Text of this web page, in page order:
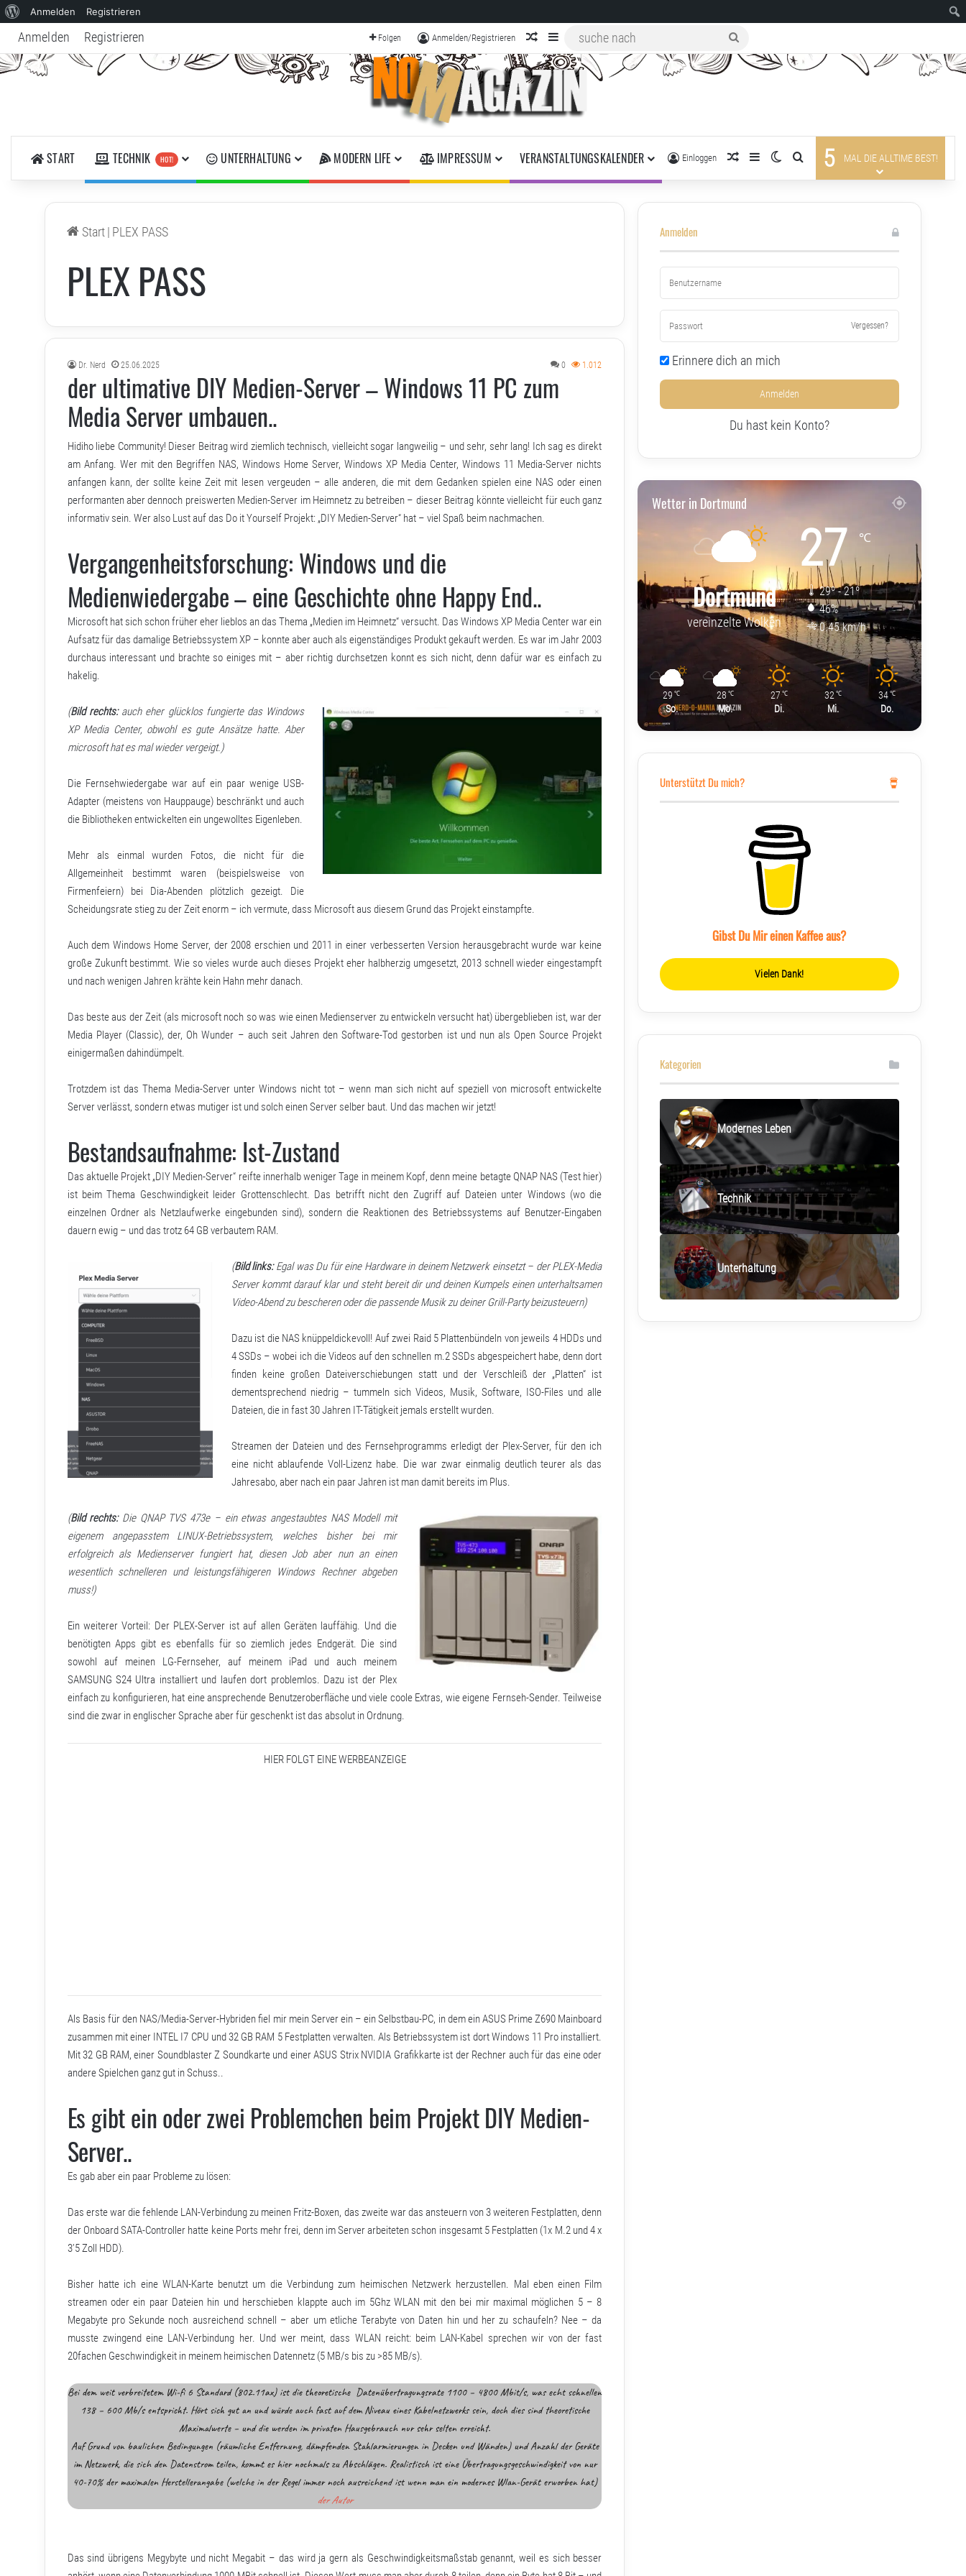
Über
WordPress
Anmelden Registrieren
Anmelden Registrieren Folgen Anmelden/Registrieren zufälliger Artikel
Sidebar
nach
START TECHNIK HOT! UNTERHALTUNG MODERN LIFE IMPRESSUM VERANSTALTUNGSKALENDER Einloggen zufälliger Artikel
SidebarSkin umschalten
suche nach
5 MAL DIE ALLTIME BEST!
Start| PLEX PASS
PLEX PASS
Dr. Nerd 25.06.2025 0 1.012
der ultimative DIY Medien-Server – Windows 11 PC zum
Media Server umbauen..
Hidiho liebe Community! Dieser Beitrag wird ziemlich technisch, vielleicht sogar langweilig – und sehr, sehr lang! Ich sag es direkt
am Anfang. Wer mit den Begriffen NAS, Windows Home Server,Windows XP Media Center, Windows 11 Media-Server nichts
anfangen kann, der sollte keine Zeit mit lesen vergeuden – alle anderen, die mit dem Gedanken spielen eine NAS oder einen
performanten aber dennoch preiswerten Medien-Server im Heimnetz zu betreiben – dieser Beitrag könnte vielleicht für euch ganz
informativ sein. Wer also Lust auf das Do it Yourself Projekt: „DIY Medien-Server“ hat – viel Spaß beim nachmachen.
Vergangenheitsforschung: Windows und die
Medienwiedergabe – eine Geschichte ohne Happy End..
Microsoft hat sich schon früher eher lieblos an das Thema „Medien im Heimnetz“ versucht. Das Windows XP Media Center war ein
Aufsatz für das damalige Betriebssystem XP – konnte aber auch als eigenständiges Produkt gekauft werden. Es war im Jahr 2003
durchaus interessant und brachte so einiges mit – aber richtig durchsetzen konnt es sich nicht, denn dafür war es einfach zu
hakelig.
(Bild rechts:auch eher glücklos fungierte das Windows
XP Media Center, obwohl es gute Ansätze hatte. Aber
microsoft hat es mal wieder vergeigt.)
Die Fernsehwiedergabe war auf ein paar wenige USB-
Adapter (meistens von Hauppauge) beschränkt und auch
die Bibliotheken entwickelten ein ungewolltes Eigenleben.
Mehr als einmal wurden Fotos, die nicht für die
Allgemeinheit bestimmt waren (beispielsweise von
Firmenfeiern) bei Dia-Abenden plötzlich gezeigt. Die
Scheidungsrate stieg zu der Zeit enorm – ich vermute, dass Microsoft aus diesem Grund das Projekt einstampfte.
Auch dem Windows Home Server, der 2008 erschien und 2011 in einer verbesserten Version herausgebracht wurde war keine
große Zukunft bestimmt. Wie so vieles wurde auch dieses Projekt eher halbherzig umgesetzt, 2013 schnell wieder eingestampft
und nach wenigen Jahren krähte kein Hahn mehr danach.
Das beste aus der Zeit (als microsoft noch so was wie einen Medienserver zu entwickeln versucht hat) übergeblieben ist, war der
Media Player (Classic), der, Oh Wunder – auch seit Jahren den Software-Tod gestorben ist und nun als Open Source Projekt
einigermaßen dahindümpelt.
Trotzdem ist das Thema Media-Server unter Windows nicht tot – wenn man sich nicht auf speziell von microsoft entwickelte
Server verlässt, sondern etwas mutiger ist und solch einen Server selber baut. Und das machen wir jetzt!
Bestandsaufnahme: Ist-Zustand
Das aktuelle Projekt „DIY Medien-Server“ reifte innerhalb weniger Tage in meinem Kopf, denn meine betagte QNAP NAS (Test hier)
ist beim Thema Geschwindigkeit leider Grottenschlecht. Das betrifft nicht den Zugriff auf Dateien unter Windows (wo die
einzelnen Ordner als Netzlaufwerke eingebunden sind), sondern die Reaktionen des Betriebssystems auf Benutzer-Eingaben
dauern ewig – und das trotz 64 GB verbautem RAM.
(Bild links:Egal was Du für eine Hardware in deinem Netzwerk einsetzt – der PLEX-Media
Server kommt darauf klar und steht bereit dir und deinen Kumpels einen unterhaltsamen
Video-Abend zu bescheren oder die passende Musik zu deiner Grill-Party beizusteuern)
Dazu ist die NAS knüppeldickevoll! Auf zwei Raid 5 Plattenbündeln von jeweils 4 HDDs und
4 SSDs – wobei ich die Videos auf den schnellen m.2 SSDs abgespeichert habe, denn dort
finden keine großen Dateiverschiebungen statt und der Verschleiß der „Platten“ ist
dementsprechend niedrig – tummeln sich Videos, Musik, Software, ISO-Files und alle
Dateien, die in fast 30 Jahren IT-Tätigkeit jemals erstellt wurden.
Streamen der Dateien und des Fernsehprogramms erledigt der Plex-Server, für den ich
eine nicht ablaufende Voll-Lizenz habe. Die war zwar einmalig deutlich teurer als das
Jahresabo, aber nach ein paar Jahren ist man damit bereits im Plus.
(Bild rechts:Die QNAP TVS 473e– ein etwas angestaubtes NAS Modell mit
eigenem angepasstem LINUX-Betriebssystem, welches bisher bei mir
erfolgreich als Medienserver fungiert hat, diesen Job aber nun an einen
wesentlich schnelleren und leistungsfähigeren Windows Rechner abgeben
muss!)
Ein weiterer Vorteil: Der PLEX-Server ist auf allen Geräten lauffähig. Und die
benötigten Apps gibt es ebenfalls für so ziemlich jedes Endgerät. Die sind
sowohl auf meinen LG-Fernseher, auf meinem iPad und auch meinem
SAMSUNG S24 Ultra installiert und laufen dort problemlos. Dazu ist der Plex
einfach zu konfigurieren, hat eine ansprechende Benutzeroberfläche und viele coole Extras, wie eigene Fernseh-Sender. Teilweise
sind die zwar in englischer Sprache aber für geschenkt ist das absolut in Ordnung.
HIER FOLGT EINE WERBEANZEIGE
Als Basis für den NAS/Media-Server-Hybriden fiel mir mein Server ein – ein Selbstbau-PC, in dem ein ASUS Prime Z690 Mainboard
zusammen mit einer INTEL I7 CPU und 32 GB RAM 5 Festplatten verwalten. Als Betriebssystem ist dort Windows 11 Pro installiert.
Mit 32 GB RAM, einer Soundblaster Z Soundkarte und einer ASUS Strix NVIDIA Grafikkarte ist der Rechner auch für das eine oder
andere Spielchen ganz gut in Schuss..
Es gibt ein oder zwei Problemchen beim Projekt DIY Medien-
Server..
Es gab aber ein paar Probleme zu lösen:
Das erste war die fehlende LAN-Verbindung zu meinen Fritz-Boxen, das zweite war das ansteuern von 3 weiteren Festplatten, denn
der Onboard SATA-Controller hatte keine Ports mehr frei, denn im Server arbeiteten schon insgesamt 5 Festplatten (1x M.2 und 4 x
3’5 Zoll HDD).
Bisher hatte ich eine WLAN-Karte benutzt um die Verbindung zum heimischen Netzwerk herzustellen. Mal eben einen Film
streamen oder ein paar Dateien hin und herschieben klappte auch im 5Ghz WLAN mit den bei mir maximal möglichen 5 – 8
Megabyte pro Sekunde noch ausreichend schnell – aber um etliche Terabyte von Daten hin und her zu schaufeln? Nee – da
musste zwingend eine LAN-Verbindung her. Und wer meint, dass WLAN reicht: beim LAN-Kabel sprechen wir von der fast
20fachen Geschwindigkeit in meinem heimischen Datennetz (5 MB/s bis zu >85 MB/s).
Bei dem weit verbreitetem Wi-fi 6 Standard (802.11ax) ist die theoretische Datenübertragungsrate 1100 – 4800 Mbit/s, was echt schnellen
138 – 600 Mb/s entspricht. Hört sich gut an und würde auch fast auf dem Niveau eines Kabelnetzwerks sein, doch dies sind theoretische
Maximalwerte – und die werden im privaten Hausgebrauch nur sehr selten erreicht.
Auf Grund von baulichen Bedingungen (räumliche Entfernung, dämpfenden Stahlarmierungen in Decken und Wänden) und Anzahl der Geräte
im Netzwerk, die sich den Datenstrom teilen, kommt es hier nochmals zu Abschlägen. Realistisch ist eine Übertragungsgeschwindigkeit von nur
40-70% der maximalen Herstellerangabe (welche in der Regel immer noch ausreichend ist wenn man ein modernes Wlan-Gerät erworben hat)
der Autor
Das sind übrigens Megybyte und nicht Megabit – das wird ja gern als Geschwindigkeitsmaßstab genannt, weil es sich besser
Anmelden
Vergessen?
Erinnere dich an mich
Anmelden
Du hast kein Konto?
Wetter in Dortmund
Dortmund
vereinzelte Wolken
27℃
29º - 21º
46%
0.45 km/h
29 ℃
So.
28 ℃
Mo.
27 ℃
Di.
32 ℃
Mi.
34 ℃
Do.
Unterstützt Du mich?
Gibst Du Mir einen Kaffee aus?
Vielen Dank!
Kategorien
Modernes Leben
Technik
Unterhaltung